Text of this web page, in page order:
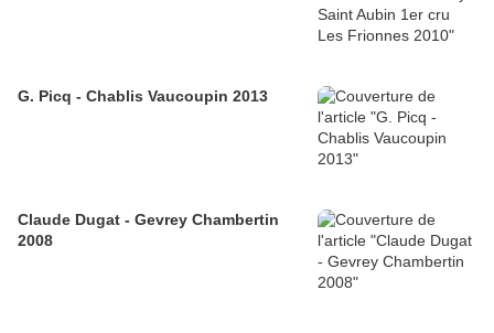
G. Picq - Chablis Vaucoupin 2013
Claude Dugat - Gevrey Chambertin
2008